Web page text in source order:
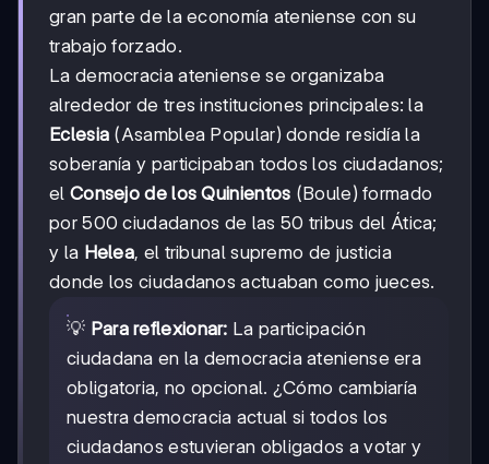
gran parte de la economía ateniense con su
trabajo forzado.
La democracia ateniense se organizaba
alrededor de tres instituciones principales: la
Eclesia (Asamblea Popular) donde residía la
soberanía y participaban todos los ciudadanos;
el Consejo de los Quinientos (Boule) formado
por 500 ciudadanos de las 50 tribus del Ática;
y la Helea, el tribunal supremo de justicia
donde los ciudadanos actuaban como jueces.
💡 Para reflexionar: La participación
ciudadana en la democracia ateniense era
obligatoria, no opcional. ¿Cómo cambiaría
nuestra democracia actual si todos los
ciudadanos estuvieran obligados a votar y